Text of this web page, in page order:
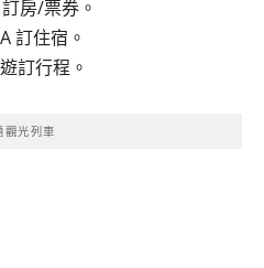
房/票券。
訂住宿。
訂行程。
觀光列車